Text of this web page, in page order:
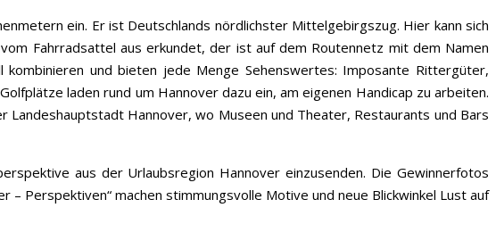
ein. Er ist Deutschlands nördlichster Mittelgebirgszug. Hier kann sich
Fahrradsattel aus erkundet, der ist auf dem Routennetz mit dem Namen
und bieten jede Menge Sehenswertes: Imposante Rittergüter,
laden rund um Hannover dazu ein, am eigenen Handicap zu arbeiten.
Landeshauptstadt Hannover, wo Museen und Theater, Restaurants und Bars
aus der Urlaubsregion Hannover einzusenden. Die Gewinnerfotos
Perspektiven“ machen stimmungsvolle Motive und neue Blickwinkel Lust auf